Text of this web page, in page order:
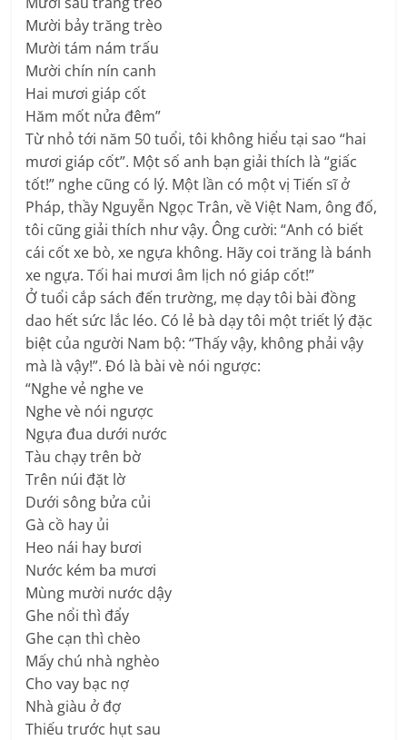
Mười bảy trăng trèo
Mười tám nám trấu
Mười chín nín canh
Hai mươi giáp cốt
Hăm mốt nửa đêm”
Từ nhỏ tới năm 50 tuổi, tôi không hiểu tại sao “hai
mươi giáp cốt”. Một số anh bạn giải thích là “giấc
tốt!” nghe cũng có lý. Một lần có một vị Tiến sĩ ở
Pháp, thầy Nguyễn Ngọc Trân, về Việt Nam, ông đố,
tôi cũng giải thích như vậy. Ông cười: “Anh có biết
cái cốt xe bò, xe ngựa không. Hãy coi trăng là bánh
xe ngựa. Tối hai mươi âm lịch nó giáp cốt!”
Ở tuổi cắp sách đến trường, mẹ dạy tôi bài đồng
dao hết sức lắc léo. Có lẻ bà dạy tôi một triết lý đặc
biệt của người Nam bộ: “Thấy vậy, không phải vậy
mà là vậy!”. Đó là bài vè nói ngược:
“Nghe vẻ nghe ve
Nghe vè nói ngược
Ngựa đua dưới nước
Tàu chạy trên bờ
Trên núi đặt lờ
Dưới sông bửa củi
Gà cồ hay ủi
Heo nái hay bươi
Nước kém ba mươi
Mùng mười nước dậy
Ghe nổi thì đẩy
Ghe cạn thì chèo
Mấy chú nhà nghèo
Cho vay bạc nợ
Nhà giàu ở đợ
Thiếu trước hụt sau